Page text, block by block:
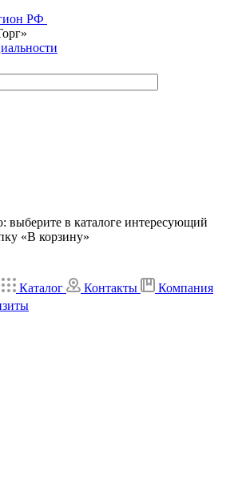
РФ
выберите в каталоге интересующий
«В корзину»
Каталог Контакты
Компания